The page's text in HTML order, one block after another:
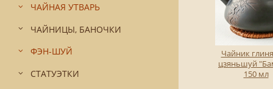
ЧАЙНАЯ УТВАРЬ
ЧАЙНИЦЫ, БАНОЧКИ
ФЭН-ШУЙ
СТАТУЭТКИ
Чайник
цзяньшуй
150 мл